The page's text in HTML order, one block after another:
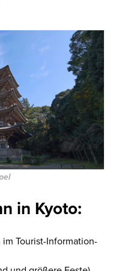
in Kyoto:
Tourist-Information-